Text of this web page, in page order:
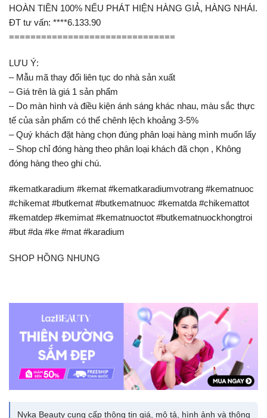
HOÀN TIỀN 100% NẾU PHÁT HIỆN HÀNG GIẢ, HÀNG NHÁI.
ĐT tư vấn: ****6.133.90
===============================
LƯU Ý:
– Mẫu mã thay đổi liên tục do nhà sản xuất
– Giá trên là giá 1 sản phẩm
– Do màn hình và điều kiện ánh sáng khác nhau, màu sắc thực
tế của sản phẩm có thể chênh lệch khoảng 3-5%
– Quý khách đặt hàng chọn đúng phân loại hàng mình muốn lấy
– Shop chỉ đóng hàng theo phân loại khách đã chọn , Không
đóng hàng theo ghi chú.
#kematkaradium #kemat #kematkaradiumvotrang #kematnuoc
#chikemat #butkemat #butkematnuoc #kematda #chikemattot
#kematdep #kemimat #kematnuoctot #butkematnuockhongtroi
#but #da #ke #mat #karadium
SHOP HỒNG NHUNG
Nyka Beauty cung cấp thông tin giá, mô tả, hình ảnh và thông